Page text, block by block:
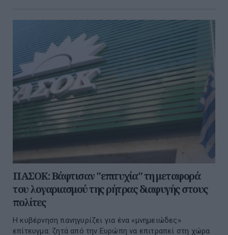
ΠΑΣΟΚ: Βάφτισαν "επιτυχία" τη μεταφορά
του λογαριασμού της ρήτρας διαφυγής στους
πολίτες
Η κυβέρνηση πανηγυρίζει για ένα «μνημειώδες»
επίτευγμα: ζητά από την Ευρώπη να επιτραπεί στη χώρα